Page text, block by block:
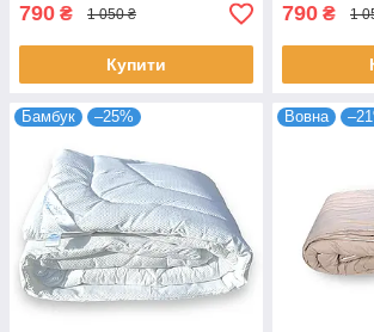
790 ₴ 1 050 ₴
Купити
790 ₴ 1
Бамбук –25% Вовна